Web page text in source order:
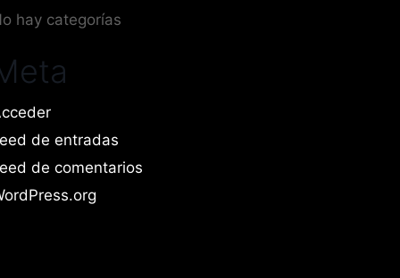
hay categorías
de entradas
de comentarios